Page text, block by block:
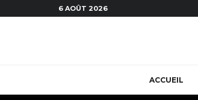
6 AOÛT 2026
ACCUEIL